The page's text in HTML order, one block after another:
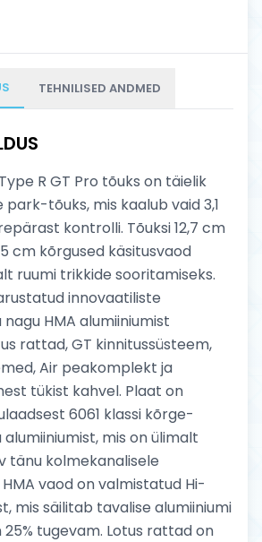
TEHNILISED ANDMED
R GT Pro tõuks on täielik
tõuks, mis kaalub vaid 3,1
kontrolli. Tõuksi 12,7 cm
cm kõrgused käsitusvaod
ruumi trikkide sooritamiseks.
innovaatiliste
HMA alumiiniumist
rattad, GT kinnitussüsteem,
Air peakomplekt ja
tükist kahvel. Plaat on
6061 klassi kõrge-
mis on ülimalt
tänu kolmekanalisele
vaod on valmistatud Hi-
mis säilitab tavalise alumiiniumi
25% tugevam. Lotus rattad on